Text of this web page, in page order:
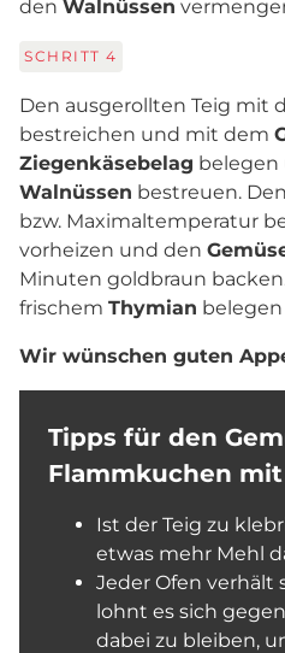
den Walnüssen
SCHRITT 4
Den ausgerollten Teig mit
bestreichen und mit dem
Ziegenkäsebelag
Walnüssen bestreuen.
bzw. Maximaltemperatur
vorheizen und den
Minuten goldbraun
frischem Thymian
Wir wünschen guten
Tipps für den
Flammkuchen
Ist der Teig zu
etwas mehr Mehl
Jeder Ofen verhält
lohnt es sich
dabei zu bleiben,